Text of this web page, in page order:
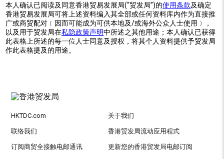
本人确认已阅读及同意香港贸易发展局(“贸发局”)的使用条款及确定
香港贸易发展局可将上述资料编入其全部或任何资料库内作为直接推
广或商贸配对﹝因而可能成为可供本地及/或海外公众人士使用﹞，
以及用于贸发局在私隐政策声明中所述之其他用途；本人确认已获得
此表格上所述的每一位人士同意及授权，将其个人资料提供予贸发局
作此表格提及的用途。
HKTDC.com 关于我们
联络我们 香港贸发局流动应用程式
订阅商贸全接触电邮通讯 更新您的香港贸发局电邮订阅